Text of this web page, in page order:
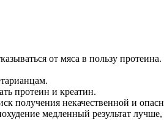
от мяса в пользу
протеин и креатин.
получения некачественной и
медленный результат